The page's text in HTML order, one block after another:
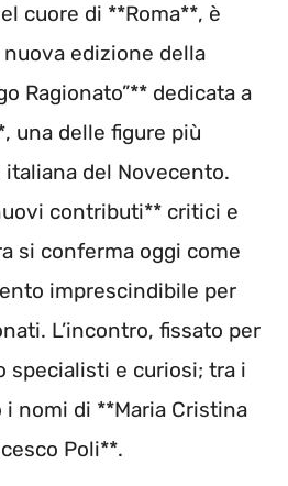
cuore di **Roma**, è
edizione della
Ragionato”** dedicata a
una delle figure più
italiana del Novecento.
contributi** critici e
si conferma oggi come
imprescindibile per
L’incontro, fissato per
specialisti e curiosi; tra i
nomi di **Maria Cristina
Poli**.